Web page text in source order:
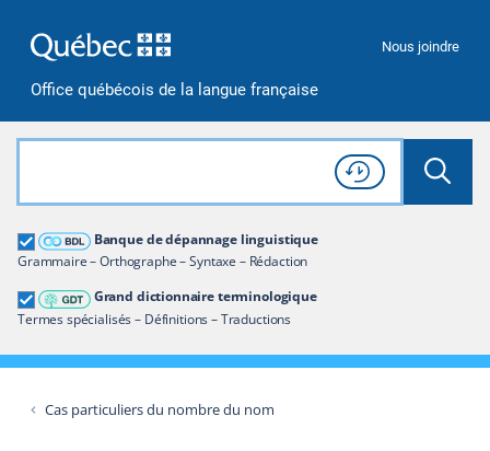
Office québécois de la langue française
Nous joindre
Rechercher dans tout le site
Lancer
Consulter l'
Historique
de recherche
Banque de dépannage linguistique
Grammaire – Orthographe – Syntaxe – Rédaction
Grand dictionnaire terminologique
Termes spécialisés – Définitions – Traductions
Grand dictionnaire terminologique
Restreindre aux termes
Cas particuliers du nombre du nom